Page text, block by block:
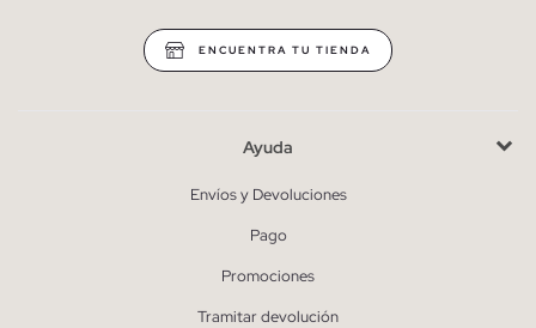
ENCUENTRA TU TIENDA
Ayuda
Envíos y Devoluciones
Pago
Promociones
Tramitar devolución